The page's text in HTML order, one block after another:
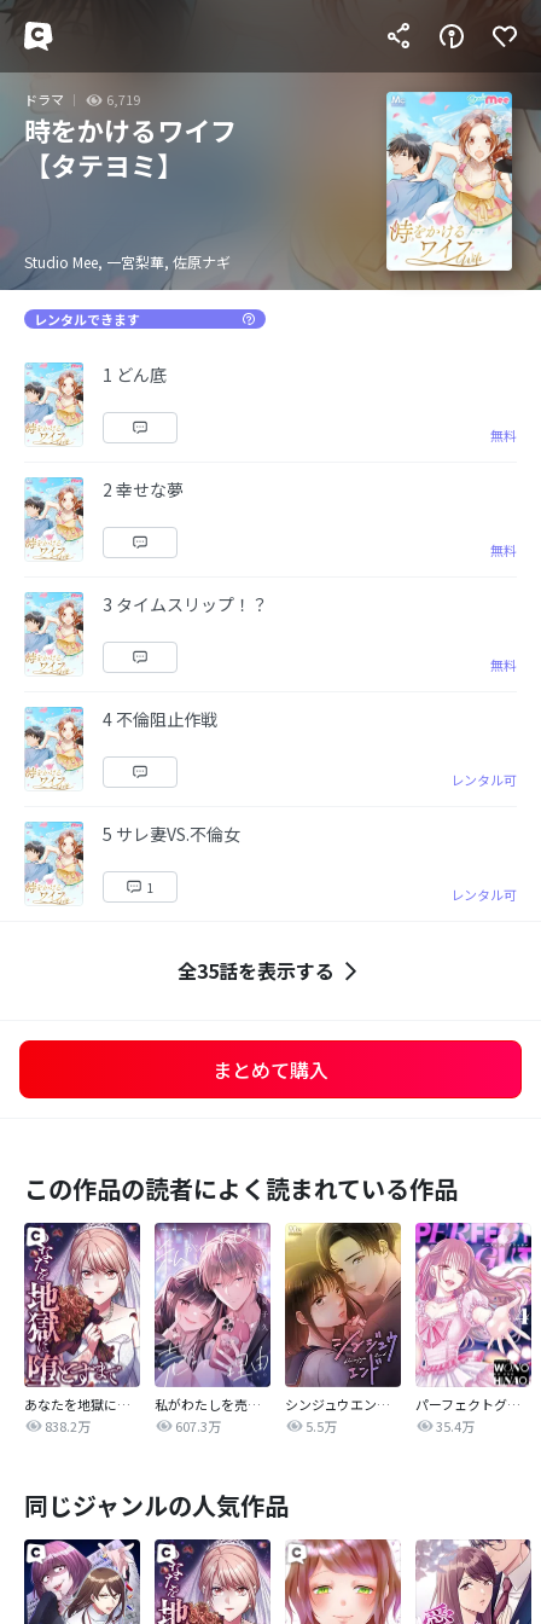
ドラマ 6,719
時をかけるワイフ
【タテヨミ】
Studio Mee, 一宮梨華, 佐原ナギ
レンタルできます
1 どん底
無料
2 幸せな夢
無料
3 タイムスリップ！？
無料
4 不倫阻止作戦
レンタル可
5 サレ妻VS.不倫女
1 レンタル可
全35話を表示する
まとめて購入
この作品の読者によく読まれている作品
あなたを地獄に堕とすまで
838.2万
私がわたしを売る理由
607.3万
シンジュウエンド【タテヨミ】
5.5万
パーフェクトグリッター
35.4万
同じジャンルの人気作品